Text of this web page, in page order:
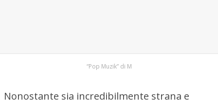
“Pop Muzik” di M
Nonostante sia incredibilmente strana e